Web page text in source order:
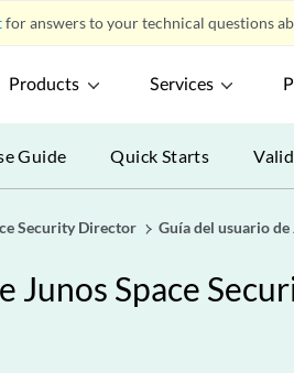
for answers to your technical questions
Products Services
Guide Quick Starts
Security Director Guía del usuario
Junos Space